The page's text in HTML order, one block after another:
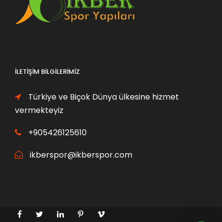
,
.
0
,
İLETIŞIM BILGILERIMIZ
Türkiye ve Biçok Dünya ülkesine hizmet
vermekteyiz
+905426125610
ikberspor@ikberspor.com